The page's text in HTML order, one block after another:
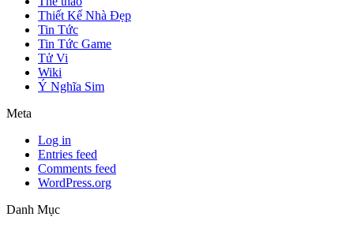
Thiết Kế Nhà Đẹp
Tin Tức
Tin Tức Game
Tử Vi
Wiki
Ý Nghĩa Sim
Meta
Log in
Entries feed
Comments feed
WordPress.org
Danh Mục